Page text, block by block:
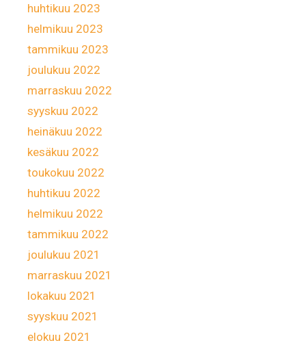
huhtikuu 2023
helmikuu 2023
tammikuu 2023
joulukuu 2022
marraskuu 2022
syyskuu 2022
heinäkuu 2022
kesäkuu 2022
toukokuu 2022
huhtikuu 2022
helmikuu 2022
tammikuu 2022
joulukuu 2021
marraskuu 2021
lokakuu 2021
syyskuu 2021
elokuu 2021